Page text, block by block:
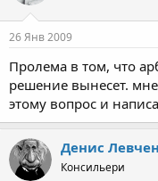
26 Янв 2009
Пролема в том, что
решение вынесет.
этому вопрос и
Денис
Консильери